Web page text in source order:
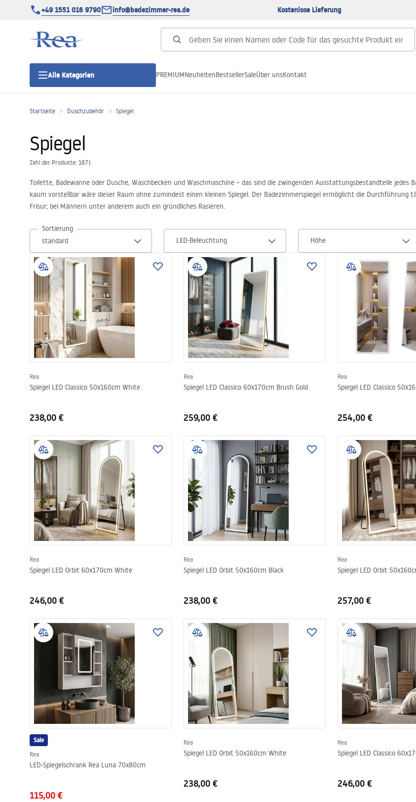
+49 1551 016 9790 info@badezimmer-rea.de Kostenlose Lieferung
Alle Kategorien
Duschtüren
Duschrinnen
Toiletten
Waschbecken
Wannen und
Badewannenaufsätze
Badarmaturen
Duschen
Küche
Badezimmerzubehör und Möbel
PREMIUMNeuheitenBestsellerSaleÜber unsKontakt
Startseite Duschzubehör Spiegel
Spiegel
Zahl der Produkte: 187}
Toilette, Badewanne oder Dusche, Waschbecken und Waschmaschine – das sind die zwingenden Ausstattungsbestandteile
kaum vorstellbar wäre dieser Raum ohne zumindest einen kleinen Spiegel. Der Badezimmerspiegel ermöglicht die
Frisur; bei Männern unter anderem auch ein gründliches Rasieren.
Helligkeit, verleiht Weite und lässt ihn optisch größer wirken.
Sortierung
LED-Beleuchtung
Höhe
Rea
Spiegel LED Classico 50x160cm White
238,00 €
Rea
Spiegel LED Classico 60x170cm Brush Gold
259,00 €
Rea
Spiegel LED Classico
254,00 €
Rea
Spiegel LED Orbit 60x170cm White
246,00 €
Rea
Spiegel LED Orbit 50x160cm Black
238,00 €
Rea
Spiegel LED Orbit
257,00 €
Sale
Rea
LED-Spiegelschrank Rea Luna 70x80cm
115,00 €
Rea
Spiegel LED Orbit 50x160cm White
238,00 €
Rea
Spiegel LED Classico
246,00 €